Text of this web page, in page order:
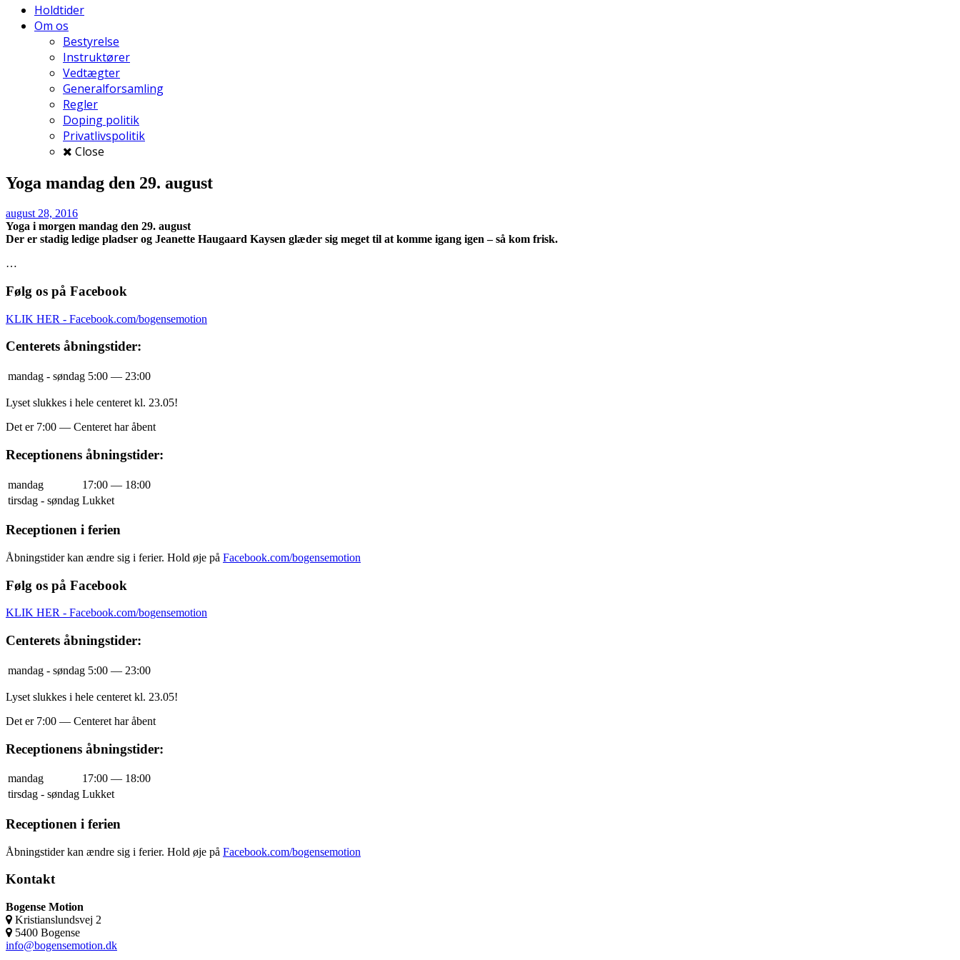
Holdtider
Om os
Bestyrelse
Instruktører
Vedtægter
Generalforsamling
Regler
Doping politik
Privatlivspolitik
Close
Yoga mandag den 29. august
august 28, 2016
Yoga i morgen mandag den 29. august
Der er stadig ledige pladser og Jeanette Haugaard Kaysen glæder sig meget til at komme igang igen – så kom frisk.
…
Følg os på Facebook
KLIK HER - Facebook.com/bogensemotion
Centerets åbningstider:
mandag - søndag 5:00 — 23:00
Lyset slukkes i hele centeret kl. 23.05!
Det er7:00 — Centeret har åbent
Receptionens åbningstider:
mandag
17:00 — 18:00
tirsdag - søndag Lukket
Receptionen i ferien
Åbningstider kan ændre sig i ferier. Hold øje på Facebook.com/bogensemotion
Følg os på Facebook
KLIK HER - Facebook.com/bogensemotion
Centerets åbningstider:
mandag - søndag 5:00 — 23:00
Lyset slukkes i hele centeret kl. 23.05!
Det er7:00 — Centeret har åbent
Receptionens åbningstider:
mandag
17:00 — 18:00
tirsdag - søndag Lukket
Receptionen i ferien
Åbningstider kan ændre sig i ferier. Hold øje på Facebook.com/bogensemotion
Kontakt
Bogense Motion
Kristianslundsvej 2
5400 Bogense
info@bogensemotion.dk